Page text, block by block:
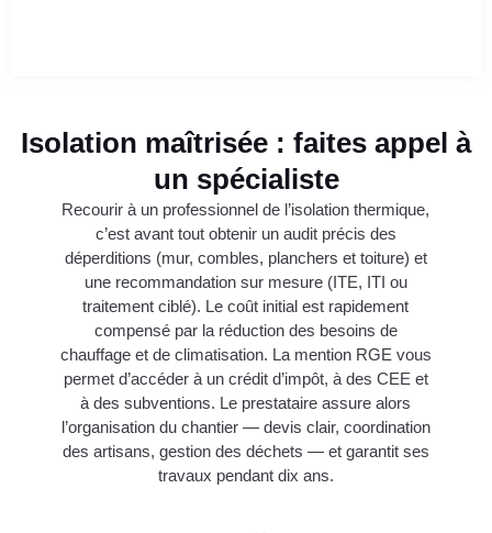
Isolation maîtrisée : faites appel à
un spécialiste
Recourir à un professionnel de l’isolation thermique,
c’est avant tout obtenir un audit précis des
déperditions (mur, combles, planchers et toiture) et
une recommandation sur mesure (ITE, ITI ou
traitement ciblé). Le coût initial est rapidement
compensé par la réduction des besoins de
chauffage et de climatisation. La mention RGE vous
permet d’accéder à un crédit d’impôt, à des CEE et
à des subventions. Le prestataire assure alors
l’organisation du chantier — devis clair, coordination
des artisans, gestion des déchets — et garantit ses
travaux pendant dix ans.